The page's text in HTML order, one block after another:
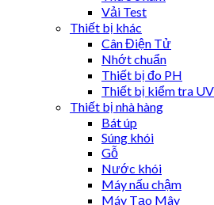
Vải Test
Thiết bị khác
Cân Điện Tử
Nhớt chuẩn
Thiết bị đo PH
Thiết bị kiểm tra UV
Thiết bị nhà hàng
Bát úp
Súng khói
Gỗ
Nước khói
Máy nấu chậm
Máy Tạo Mây